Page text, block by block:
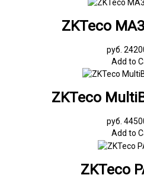
ZKTeco
руб.
Add to
ZKTeco
руб.
Add to
ZKTeco